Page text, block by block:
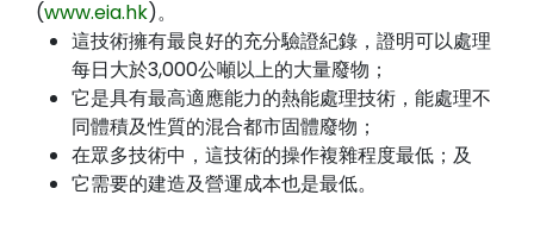
(www.eia.hk)。
這技術擁有最良好的充分驗證紀錄，證明可以處理
每日大於3,000公噸以上的大量廢物；
它是具有最高適應能力的熱能處理技術，能處理不
同體積及性質的混合都市固體廢物；
在眾多技術中，這技術的操作複雜程度最低；及
它需要的建造及營運成本也是最低。